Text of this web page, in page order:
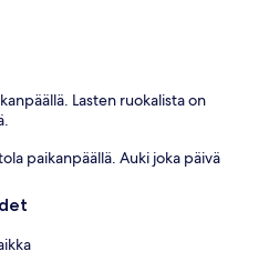
Lasten ruokalista on
paikanpäällä. Auki joka päivä